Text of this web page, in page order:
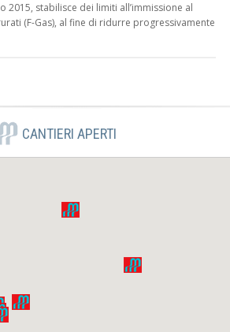
2015, stabilisce dei limiti all’immissione al
(F-Gas), al fine di ridurre progressivamente
CANTIERI APERTI